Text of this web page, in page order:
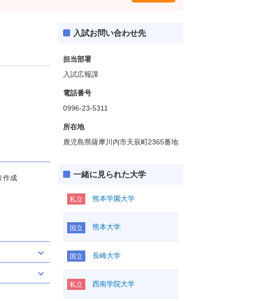
作成
入試お問い合わせ先
担当部署
入試広報課
電話番号
0996-23-5311
所在地
鹿児島県薩摩川内市天辰町2365番地
一緒に見られた大学
私立 熊本学園大学
国立 熊本大学
国立 長崎大学
私立 西南学院大学